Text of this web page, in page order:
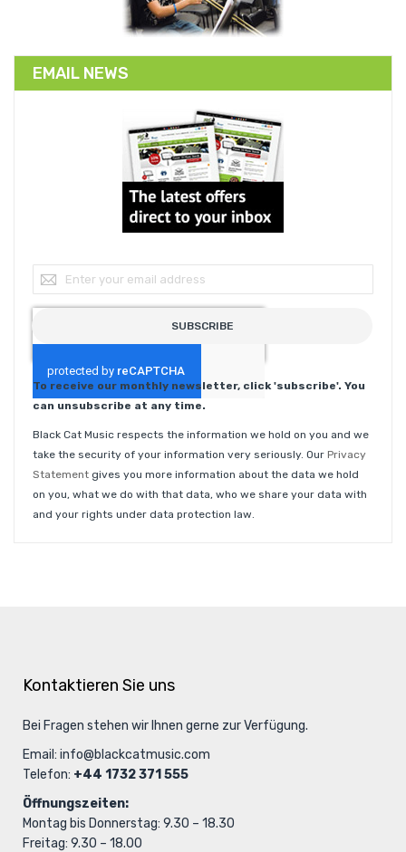
EMAIL NEWS
Sign Up for Our Newsletter:
SUBSCRIBE
To receive our monthly newsletter, click 'subscribe'. You
can unsubscribe at any time.
Black Cat Music respects the information we hold on you and we
take the security of your information very seriously. Our Privacy
Statement gives you more information about the data we hold
on you, what we do with that data, who we share your data with
and your rights under data protection law.
Kontaktieren Sie uns
Bei Fragen stehen wir Ihnen gerne zur Verfügung.
Email: info@blackcatmusic.com
Telefon: +44 1732 371 555
Öffnungszeiten:
Montag bis Donnerstag: 9.30 – 18.30
Freitag: 9.30 – 18.00